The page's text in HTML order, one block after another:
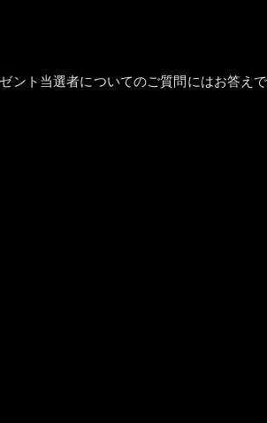
ント当選者についてのご質問にはお答え